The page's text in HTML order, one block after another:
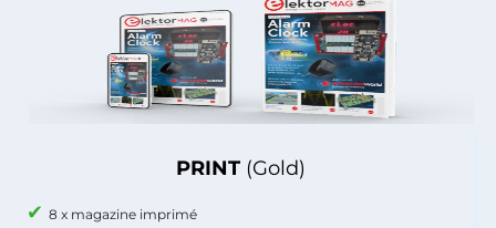
PRINT (Gold)
8 x magazine imprimé